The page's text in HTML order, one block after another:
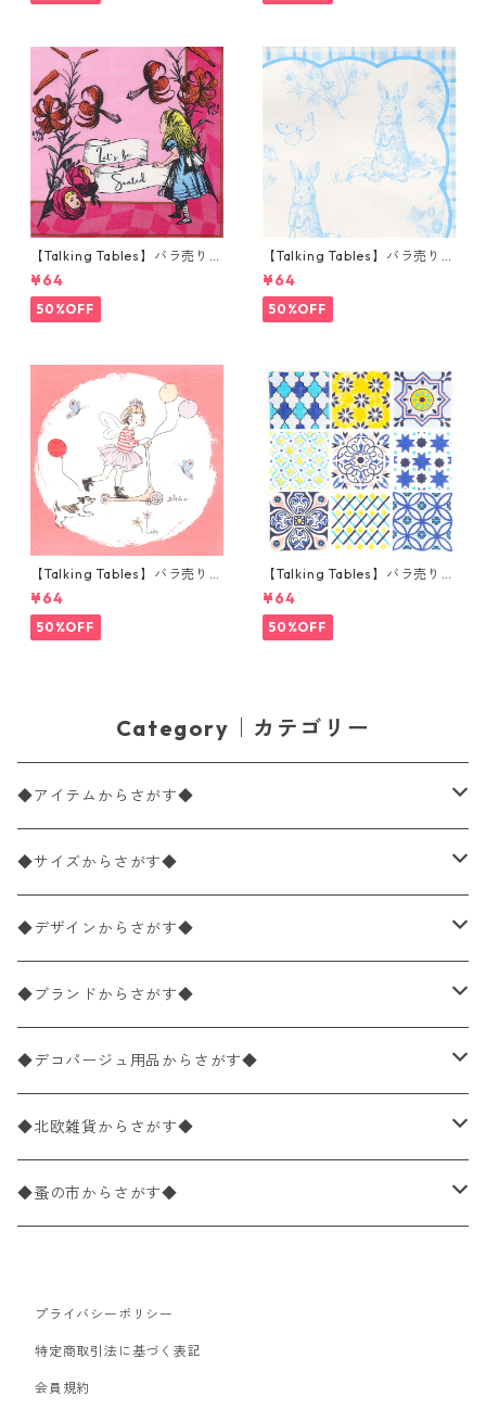
【Talking Tables】バラ売り1
枚 ランチサイズ ペーパーナプ
キン Alice in Wonderland ピ
ンク
¥64
50%OFF
【Talking Tables】バラ売り1
枚 ランチサイズ ペーパーナプ
キン Playful Pierre ホワイトx
ブルー
¥64
50%OFF
【Talking Tables】バラ売り1
枚 ランチサイズ ペーパーナプ
キン Tilly & Tigg Pink コーラ
ル
¥64
50%OFF
【Talking Tables】バラ売り1
枚 ランチサイズ ペーパーナプ
キン Moroccan Souk Tile Blu
e ホワイト モロッカンタイル
¥64
50%OFF
Category｜カテゴリー
◆アイテムからさがす◆
ペーパーナプキン2枚バラ売り
ペーパーナプキン1枚バラ売り
ペーパーナプキン20枚入りパック
ペーパーナプキン10枚入りパック
ライスペーパー
ペーパーリネンナプキン
ワックスペーパー
デコパージュ用品
◆サイズからさがす◆
33×33cm（ランチサイズ）
バラ売り
パック売り
25×25cm（カクテルサイズ）
バラ売り
パック売り
40×40cm（ディナーサイズ）
バラ売り
パック売り
21×21cm（ポケットサイズ）
バラ売り
33cm（ラウンド）
◆デザインからさがす◆
花柄
植物・グリーン柄
動物・鳥・昆虫・蝶柄
海・魚柄
食べ物・フルーツ・野菜・ドリンク柄
食器・カトラリー柄
◆ブランドからさがす◆
ドイツ製 IHR/イア
ランチサイズ
カクテルサイズ
ドイツ製 Ambiente/アンビエンテ
ランチサイズ
ドイツ製 Paperproducts Design
カクテルサイズ
ランチサイズ
カクテルサイズ
ドイツ製 ti-flair/ティーフレア
ランチサイズ
ドイツ製 PAW/パウ
◆デコパージュ用品からさがす◆
デコパージュ液
デコパージュ下地
デコパージュはさみ
3Dデコパージュ
◆北欧雑貨からさがす◆
シリコンモールド
トレイ
ポスター・カレンダー
◆蚤の市からさがす◆
北欧雑貨
デコパージュ用品
プライバシーポリシー
特定商取引法に基づく表記
会員規約